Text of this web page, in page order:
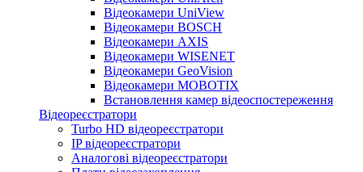
Відеокамери UniView
Відеокамери BOSCH
Відеокамери AXIS
Відеокамери WISENET
Відеокамери GeoVision
Відеокамери MOBOTIX
Встановлення камер відеоспостереження
Відеореєстратори
Turbo HD відеореєстратори
IP відеореєстратори
Аналогові відеореєстратори